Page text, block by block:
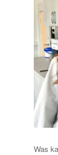
Was